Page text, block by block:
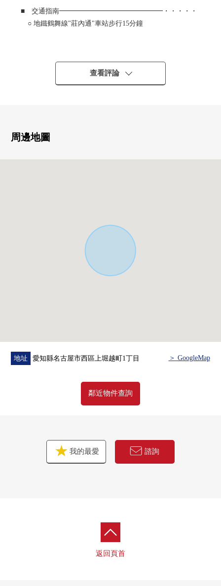
■ 交通指南━━━━━━━━━━━━━━━・・・・・
○ 地鐵鶴舞線"莊內通"車站步行15分鐘
■ 推薦重點━━━━━━━━━━━━━━━・・・・・
○ 木造2樓核算的4LDK
○ 土地面積：約51.06坪，建築面積：約28.55坪
○ 停車位2台分鐘有(依靠車型)
查看評論
周邊地圖
地址 愛知縣名古屋市西區上堀越町1丁目 ＞ GoogleMap
鄰近物件查詢
我的最愛 諮詢
返回頁首